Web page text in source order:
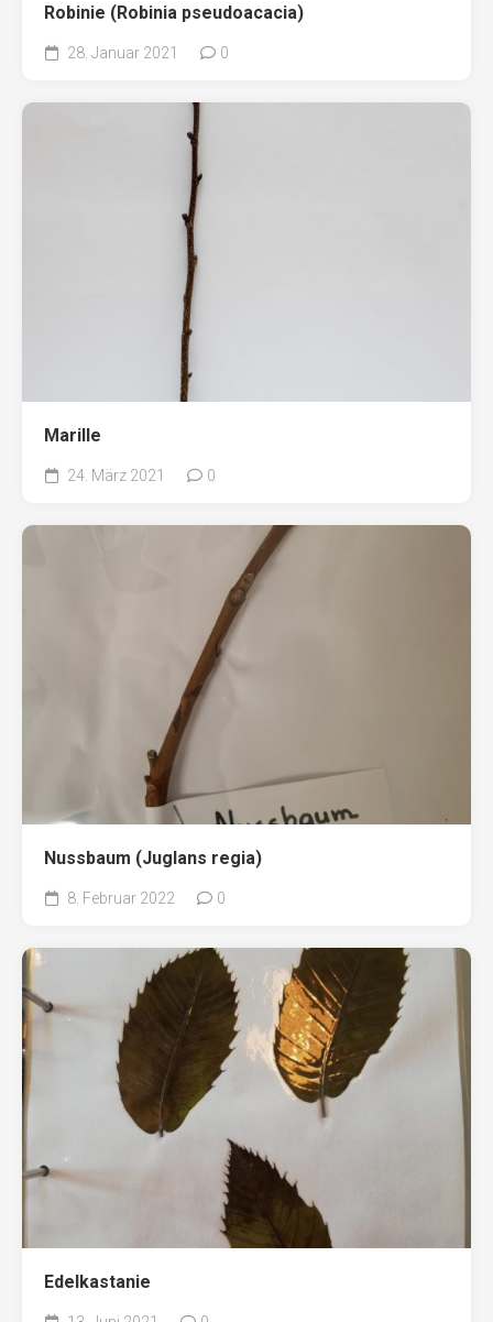
Robinie (Robinia pseudoacacia)
28. Januar 2021 0
Marille
24. März 2021 0
Nussbaum (Juglans regia)
8. Februar 2022 0
Edelkastanie